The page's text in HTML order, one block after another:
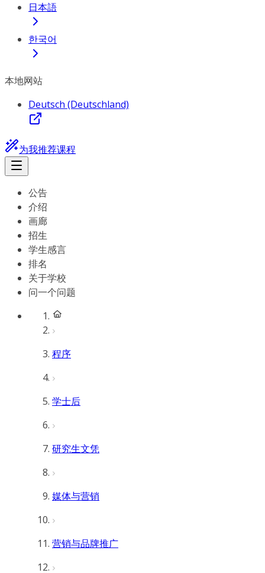
日本語
한국어
本地网站
Deutsch (Deutschland)
为我推荐课程
公告
介绍
画廊
招生
学生感言
排名
关于学校
问一个问题
程序
学士后
研究生文凭
媒体与营销
营销与品牌推广